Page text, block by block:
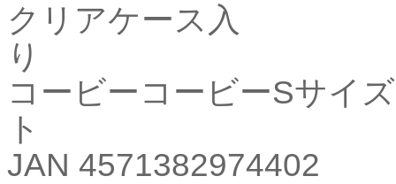
クリアケース入
コービーコービーSサイ
JAN 4571382974402